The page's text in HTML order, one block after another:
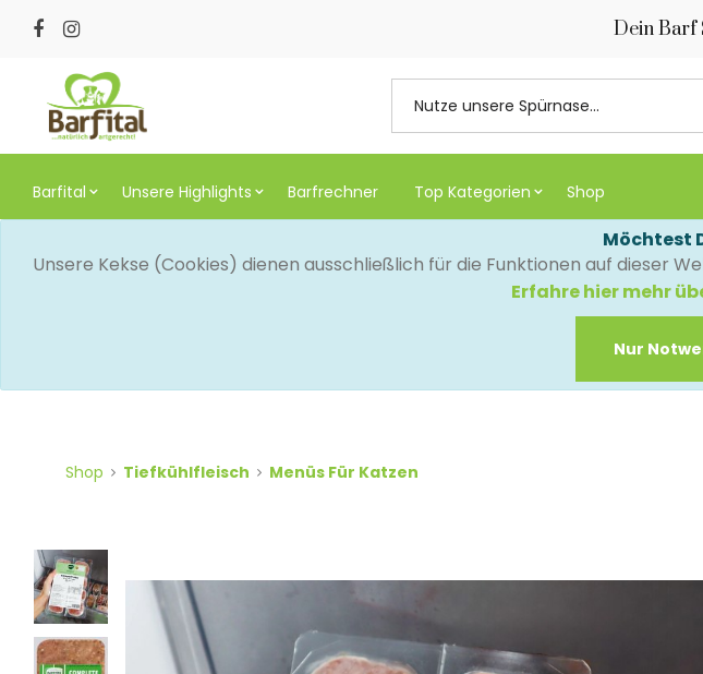
Dein Barf
Barfital Unsere Highlights Barfrechner Top Kategorien Shop
Möchtest
Unsere Kekse (Cookies) dienen ausschließlich für die Funktionen auf dieser
Erfahre hier mehr
Nur
Shop Tiefkühlfleisch Menüs Für Katzen